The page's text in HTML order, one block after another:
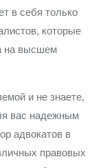
в себя только
которые
на высшем
и не знаете,
вас надежным
адвокатов в
правовых